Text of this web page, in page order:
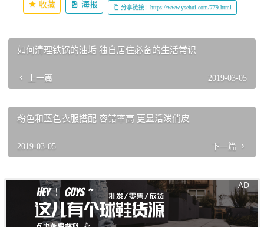
收藏 海报 分享链接：https://www.ysehui.com/779.html
如何清理铁锅的油垢 独自居住必备的生活常识
上一篇 2019-03-05
粉色和蓝色衣服搭配 容错率高 更显活泼俏皮
2019-03-05 下一篇